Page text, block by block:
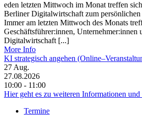
eden letzten Mittwoch im Monat treffen
Berliner Digitalwirtschaft zum
Immer am letzten Mittwoch des Monats
Geschäftsführer:innen, Unternehmer:innen
Digitalwirtschaft [...]
More Info
KI strategisch angehen
27 Aug.
27.08.2026
10:00 - 11:00
Hier geht es zu weiteren Informationen
Termine